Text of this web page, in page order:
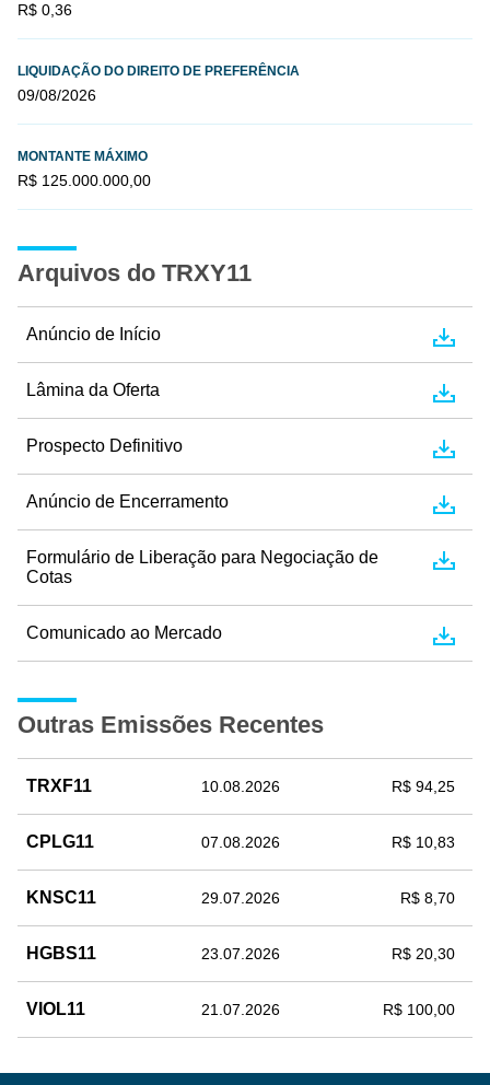
R$ 0,36
LIQUIDAÇÃO DO DIREITO DE PREFERÊNCIA
09/08/2026
MONTANTE MÁXIMO
R$ 125.000.000,00
Arquivos do TRXY11
Anúncio de Início
Lâmina da Oferta
Prospecto Definitivo
Anúncio de Encerramento
Formulário de Liberação para Negociação de
Cotas
Comunicado ao Mercado
Outras Emissões Recentes
TRXF11 10.08.2026 R$ 94,25
CPLG11 07.08.2026 R$ 10,83
KNSC11 29.07.2026 R$ 8,70
HGBS11 23.07.2026 R$ 20,30
VIOL11 21.07.2026 R$ 100,00